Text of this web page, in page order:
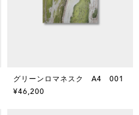
グリーンロマネスク A4 001
¥46,200